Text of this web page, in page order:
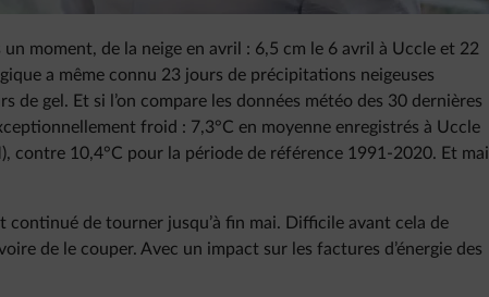
moment, de la neige en avril : 6,5 cm le 6 avril à Uccle et 22
a même connu 23 jours de précipitations neigeuses
de gel. Et si l’on compare les données météo des 30 dernières
froid : 7,3°C en moyenne enregistrés à Uccle
contre 10,4°C pour la période de référence 1991-2020. Et mai
continué de tourner jusqu’à fin mai. Difficile avant cela de
de le couper. Avec un impact sur les factures d’énergie des